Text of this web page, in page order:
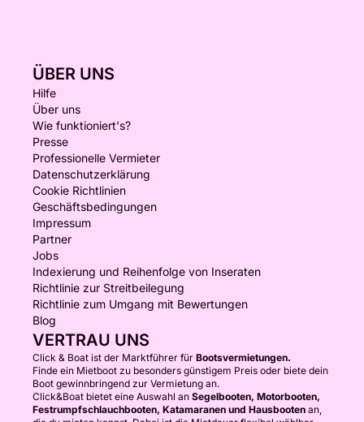
ÜBER UNS
Hilfe
Über uns
Wie funktioniert's?
Presse
Professionelle Vermieter
Datenschutzerklärung
Cookie Richtlinien
Geschäftsbedingungen
Impressum
Partner
Jobs
Indexierung und Reihenfolge von Inseraten
Richtlinie zur Streitbeilegung
Richtlinie zum Umgang mit Bewertungen
Blog
VERTRAU UNS
Click & Boat ist der Marktführer für Bootsvermietungen.
Finde ein Mietboot zu besonders günstigem Preis oder biete dein
Boot gewinnbringend zur Vermietung an.
Click&Boat bietet eine Auswahl an Segelbooten, Motorbooten,
Festrumpfschlauchbooten, Katamaranen und Hausbooten an,